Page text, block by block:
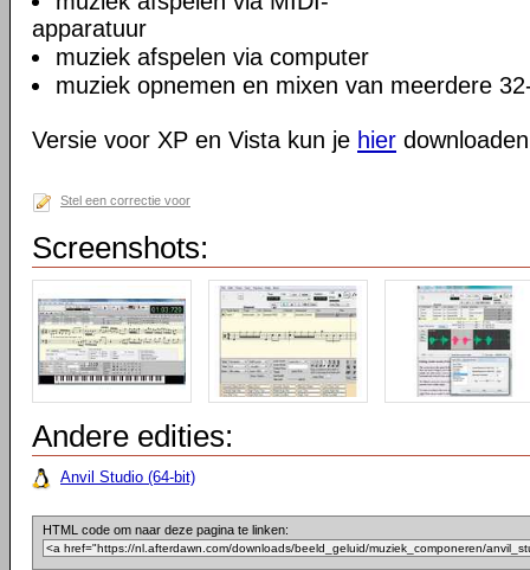
apparatuur
muziek afspelen via computer
muziek opnemen en mixen van meerdere
Versie voor XP en Vista kun je hier
Stel een correctie voor
Screenshots:
Andere edities:
Anvil Studio (64-bit)
HTML code om naar deze pagina te linken: